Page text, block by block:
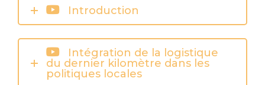
Introduction
Intégration de la logistique
du dernier kilomètre dans les
politiques locales